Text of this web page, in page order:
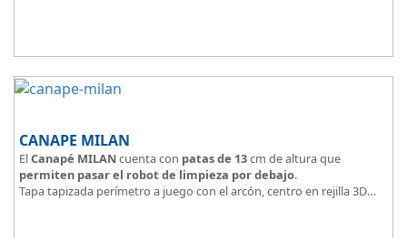
CANAPE MILAN
ElCanapé MILANcuenta con patas de 13cm de altura que
permiten pasar el robot de limpieza por debajo.
Tapa tapizada perímetro a juego con el arcón, centro en rejilla 3D